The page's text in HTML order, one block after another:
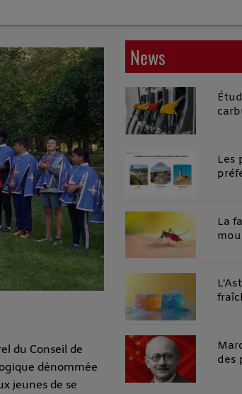
du Conseil de
dénommée
jeunes de se
News
Les
La
des